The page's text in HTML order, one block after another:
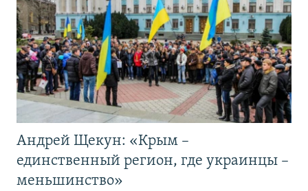
Андрей Щекун: «Крым –
единственный регион, где украинцы –
меньшинство»